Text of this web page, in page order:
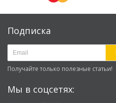
Подписка
Получайте только полезные статьи!
Мы в соцсетях: